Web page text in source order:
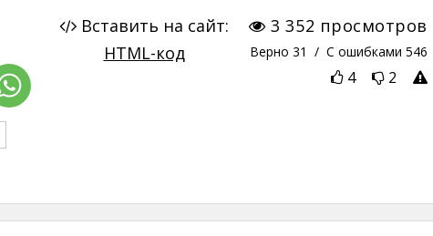
3 352 просмотров
Верно 31 / С ошибками 546
4 2
Вставить на сайт:
HTML-код